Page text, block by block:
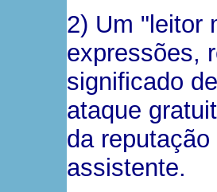
2) Um "leitor
expressões,
significado
ataque
da
assistente.